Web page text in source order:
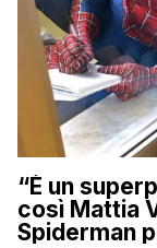
“È un
così Mattia
Spiderman